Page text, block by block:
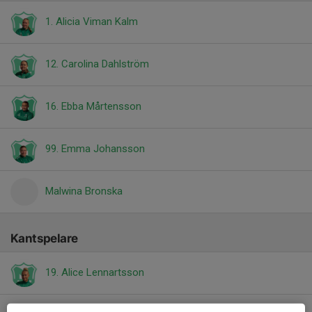
1. Alicia Viman Kalm
12. Carolina Dahlström
16. Ebba Mårtensson
99. Emma Johansson
Malwina Bronska
Kantspelare
19. Alice Lennartsson